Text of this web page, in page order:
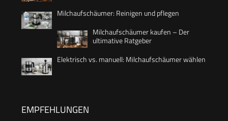
Milchaufschäumer: Reinigen und pflegen
Milchaufschäumer kaufen – Der
ultimative Ratgeber
Elektrisch vs. manuell: Milchaufschäumer wählen
EMPFEHLUNGEN